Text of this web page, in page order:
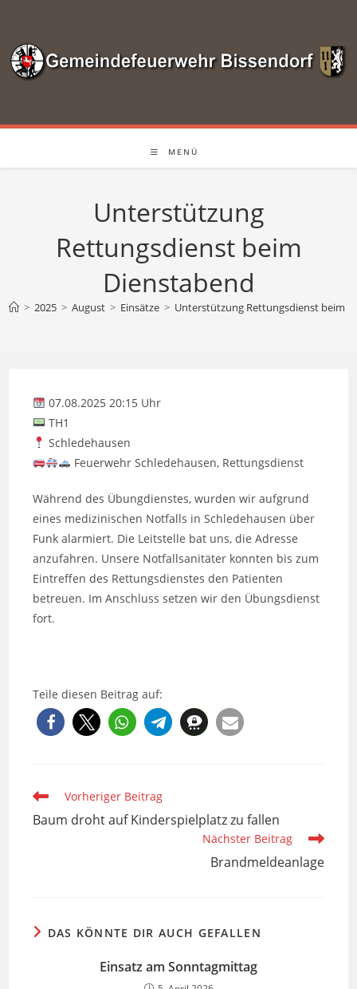
springen
MENÜ
Unterstützung
Rettungsdienst beim
Dienstabend
> 2025 > August > Einsätze > Unterstützung Rettungsdienst beim
07.08.2025 20:15 Uhr
TH1
Schledehausen
Feuerwehr Schledehausen, Rettungsdienst
Während des Übungdienstes, wurden wir aufgrund
eines medizinischen Notfalls in Schledehausen über
Funk alarmiert. Die Leitstelle bat uns, die Adresse
anzufahren. Unsere Notfallsanitäter konnten bis zum
Eintreffen des Rettungsdienstes den Patienten
betreuen. Im Anschluss setzen wir den Übungsdienst
fort.
Teile diesen Beitrag auf:
Weitere
ansehen
Vorheriger Beitrag
Baum droht auf Kinderspielplatz zu fallen
Nächster Beitrag
Brandmeldeanlage
DAS KÖNNTE DIR AUCH GEFALLEN
Einsatz am Sonntagmittag